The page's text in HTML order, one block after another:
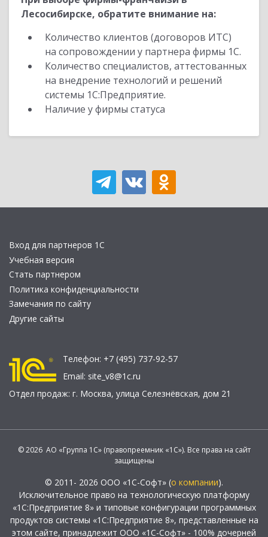
Лесосибирске, обратите внимание на:
Количество клиентов (договоров ИТС)
на сопровождении у партнера фирмы 1С.
Количество специалистов, аттестованных
на внедрение технологий и решений
системы 1С:Предприятие.
Наличие у фирмы статуса
Вход для партнеров 1С
Учебная версия
Стать партнером
Политика конфиденциальности
Замечания по сайту
Другие сайты
Телефон: +7 (495) 737-92-57
Email: site_v8@1c.ru
Отдел продаж: г. Москва, улица Селезнёвская, дом 21
© 2026 АО «Группа 1С» (правопреемник «1С»). Все права на сайт
защищены
© 2011- 2026 ООО «1С-Софт» (о компании).
Исключительное право на технологическую платформу
«1С:Предприятие 8» и типовые конфигурации программных
продуктов системы «1С:Предприятие 8», представленные на
этом сайте, принадлежит ООО «1С-Софт» - 100% дочерней